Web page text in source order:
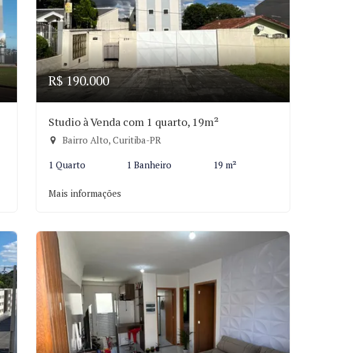
R$ 190.000
Studio à Venda com 1 quarto, 19m²
Bairro Alto, Curitiba-PR
1 Quarto 1 Banheiro 19 m²
Mais informações